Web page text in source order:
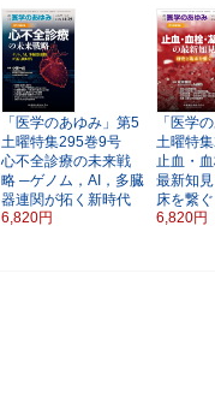
「医学のあゆみ」第5
土曜特集295巻9号
心不全診療の未来戦
略 ─ゲノム，AI，多臓
器連関が拓く新時代
6,820円
「医学
土曜特
止血・
最新知見
床を繋ぐ
6,820円